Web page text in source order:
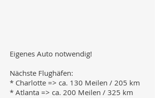
Eigenes Auto notwendig!
Nächste Flughäfen:
* Charlotte => ca. 130 Meilen / 205 km
* Atlanta => ca. 200 Meilen / 325 km